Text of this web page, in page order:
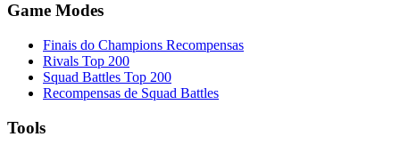
Game Modes
Finais do Champions Recompensas
Rivals Top 200
Squad Battles Top 200
Recompensas de Squad Battles
Tools